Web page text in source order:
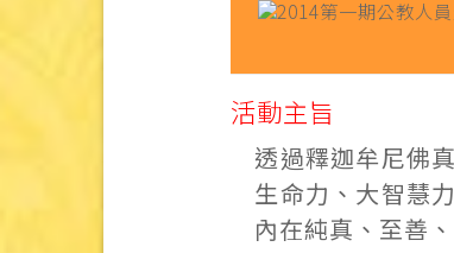
活動主旨
透過釋迦牟尼佛
生命力、大智慧
內在純真、至善